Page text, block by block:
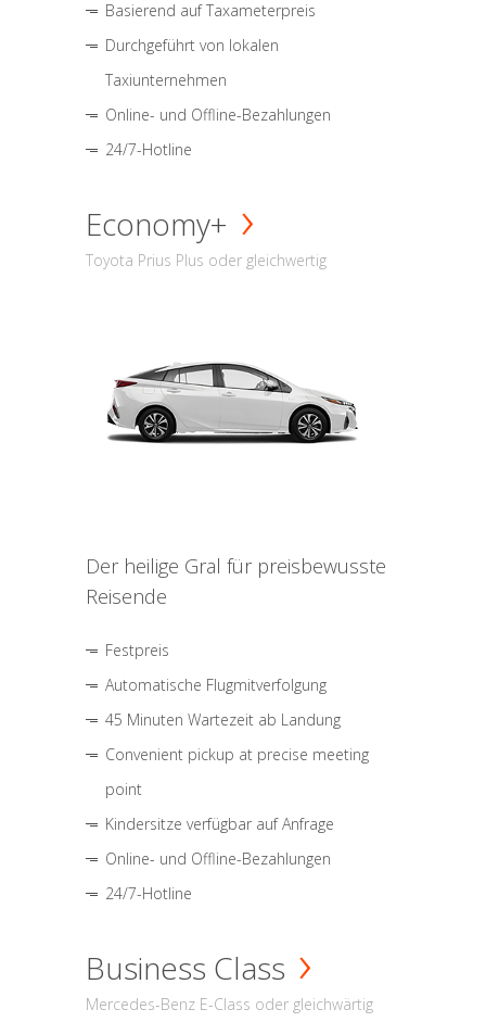
Basierend auf Taxameterpreis
Durchgeführt von lokalen
Taxiunternehmen
Online- und Offline-Bezahlungen
24/7-Hotline
Economy+
Toyota Prius Plus oder gleichwertig
Der heilige Gral für preisbewusste
Reisende
Festpreis
Automatische Flugmitverfolgung
45 Minuten Wartezeit ab Landung
Convenient pickup at precise meeting
point
Kindersitze verfügbar auf Anfrage
Online- und Offline-Bezahlungen
24/7-Hotline
Business Class
Mercedes-Benz E-Class oder gleichwärtig